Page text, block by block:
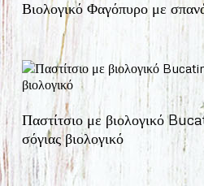
Βιολογικό Φαγόπυρο με
Παστίτσιο με βιολογικό
σόγιας βιολογικό